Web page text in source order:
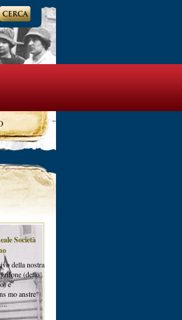
Società
della nostra
(detto
e
mo anstre"